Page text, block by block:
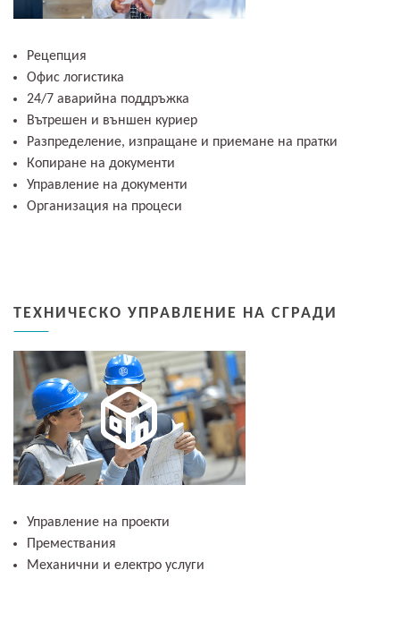
Рецепция
Офис логистика
24/7 аварийна поддръжка
Вътрешен и външен куриер
Разпределение, изпращане и приемане на пратки
Копиране на документи
Управление на документи
Организация на процеси
ТЕХНИЧЕСКО УПРАВЛЕНИЕ НА СГРАДИ
Управление на проекти
Премествания
Механични и електро услуги